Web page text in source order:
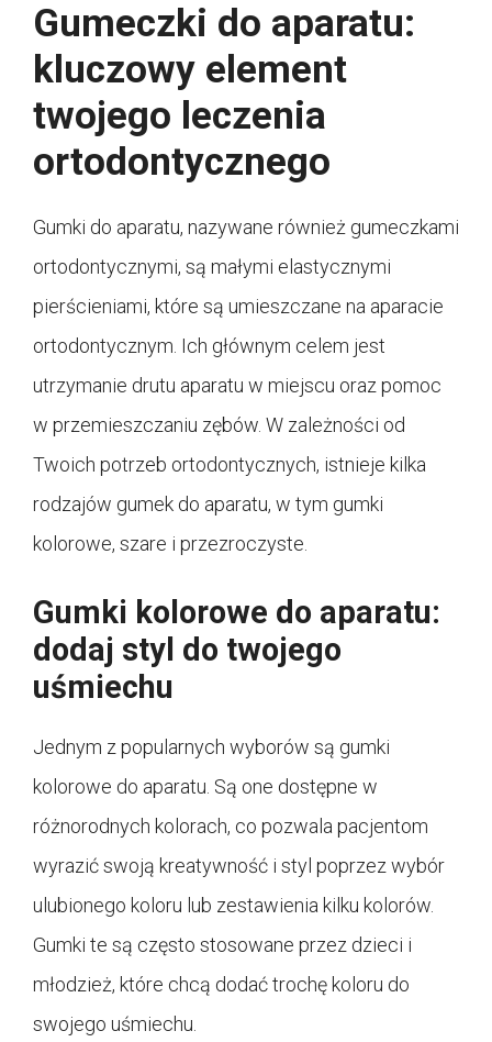
Gumeczki do aparatu:
kluczowy element
twojego leczenia
ortodontycznego
Gumki do aparatu, nazywane również gumeczkami
ortodontycznymi, są małymi elastycznymi
pierścieniami, które są umieszczane na aparacie
ortodontycznym. Ich głównym celem jest
utrzymanie drutu aparatu w miejscu oraz pomoc
w przemieszczaniu zębów. W zależności od
Twoich potrzeb ortodontycznych, istnieje kilka
rodzajów gumek do aparatu, w tym gumki
kolorowe, szare i przezroczyste.
Gumki kolorowe do aparatu:
dodaj styl do twojego
uśmiechu
Jednym z popularnych wyborów są gumki
kolorowe do aparatu. Są one dostępne w
różnorodnych kolorach, co pozwala pacjentom
wyrazić swoją kreatywność i styl poprzez wybór
ulubionego koloru lub zestawienia kilku kolorów.
Gumki te są często stosowane przez dzieci i
młodzież, które chcą dodać trochę koloru do
swojego uśmiechu.